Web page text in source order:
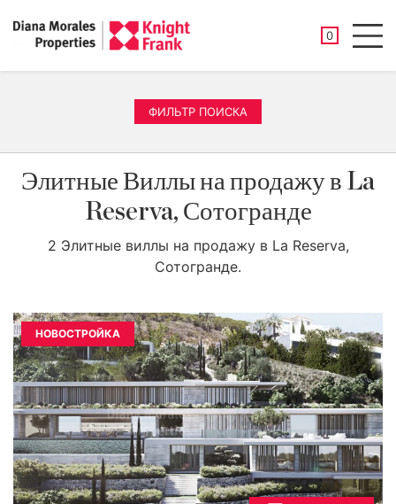
0
ФИЛЬТР ПОИСКА
Элитные Виллы на продажу в La
Reserva, Сотогранде
2 Элитные виллы на продажу в La Reserva,
Сотогранде.
НОВОСТРОЙКА